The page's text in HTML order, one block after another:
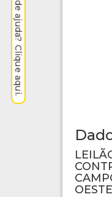
Precisa de ajuda? Clique aqui.